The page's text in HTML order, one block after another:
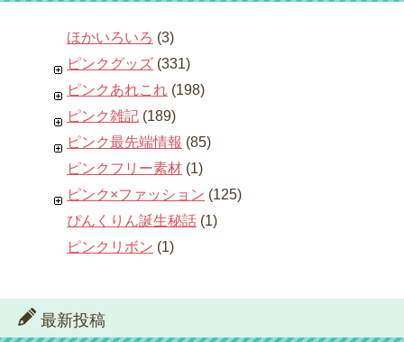
ほかいろいろ (3)
ピンクグッズ (331)
ピンクあれこれ (198)
ピンク雑記 (189)
ピンク最先端情報 (85)
ピンクフリー素材 (1)
ピンク×ファッション (125)
ぴんくりん誕生秘話 (1)
ピンクリボン (1)
最新投稿